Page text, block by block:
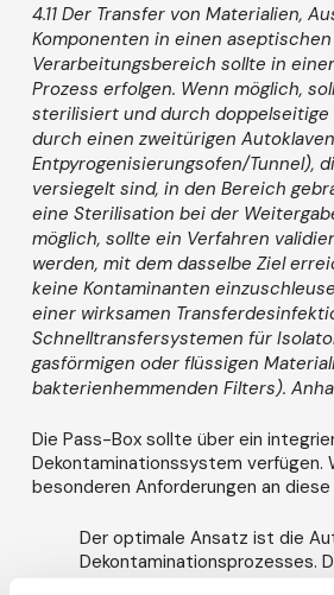
4.11 Der Transfer von Materialien,
Komponenten in einen aseptischen
Verarbeitungsbereich sollte in
Prozess erfolgen. Wenn möglich,
sterilisiert und durch doppelseitige
durch einen zweitürigen
Entpyrogenisierungsofen/Tunnel),
versiegelt sind, in den Bereich
eine Sterilisation bei der
möglich, sollte ein Verfahren
werden, mit dem dasselbe Ziel
keine Kontaminanten
einer wirksamen
Schnelltransfersystemen für
gasförmigen oder flüssigen
bakterienhemmenden Filters).
Die Pass-Box sollte über ein
Dekontaminationssystem verfügen.
besonderen Anforderungen an
Der optimale Ansatz ist die
Dekontaminationsprozesses.